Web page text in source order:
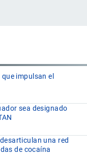
impulsan el
sea designado
una red
de cocaína